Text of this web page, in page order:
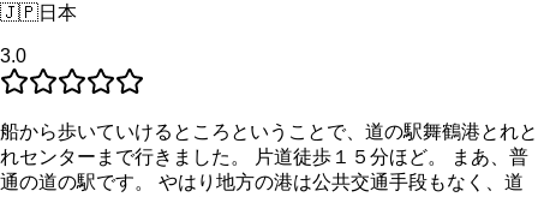
🇯🇵日本
3.0
船から歩いていけるところということで、道の駅舞鶴港とれと
れセンターまで行きました。 片道徒歩１５分ほど。 まあ、普
通の道の駅です。 やはり地方の港は公共交通手段もなく、道